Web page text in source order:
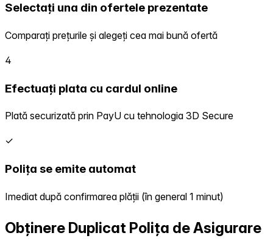
Selectați una din ofertele prezentate
Comparați prețurile și alegeți cea mai bună ofertă
4
Efectuați plata cu cardul online
Plată securizată prin PayU cu tehnologia 3D Secure
✓
Polița se emite automat
Imediat după confirmarea plății (în general 1 minut)
Obținere Duplicat Polița de Asigurare